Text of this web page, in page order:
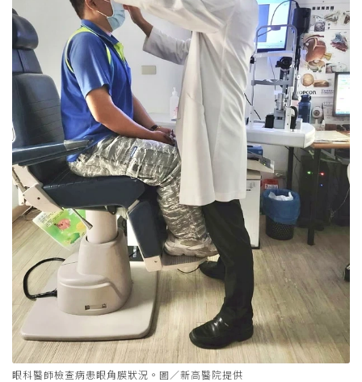
眼科醫師檢查病患眼角膜狀況。圖／新高醫院提供